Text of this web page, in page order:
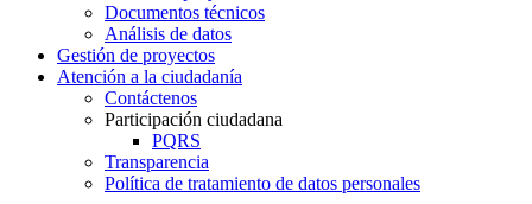
Documentos técnicos
Análisis de datos
Gestión de proyectos
Atención a la ciudadanía
Contáctenos
Participación ciudadana
PQRS
Transparencia
Política de tratamiento de datos personales